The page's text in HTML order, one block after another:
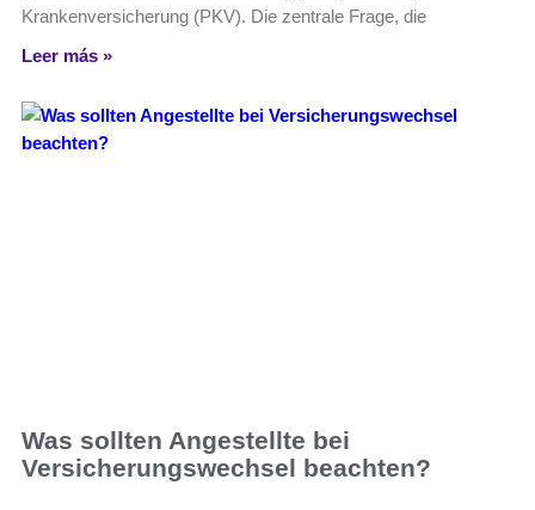
Krankenversicherung (PKV). Die zentrale Frage, die
Leer más »
Was sollten Angestellte bei
Versicherungswechsel beachten?